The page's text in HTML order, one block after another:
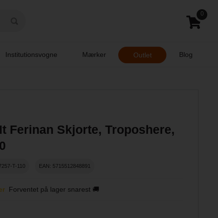
0
Institutionsvogne Mærker Outlet Blog
Ferinan Skjorte, Troposhere,
T-110 EAN: 5715512848891
Forventet på lager snarest 🚚